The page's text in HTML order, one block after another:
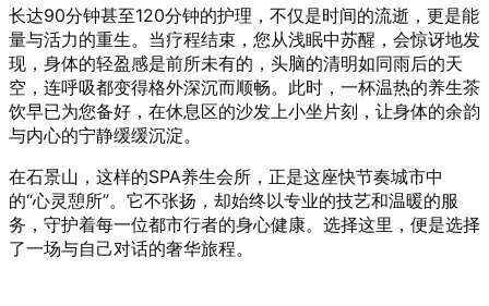
长达90分钟甚至120分钟的护理，不仅是时间的流逝，更是能
量与活力的重生。当疗程结束，您从浅眠中苏醒，会惊讶地发
现，身体的轻盈感是前所未有的，头脑的清明如同雨后的天
空，连呼吸都变得格外深沉而顺畅。此时，一杯温热的养生茶
饮早已为您备好，在休息区的沙发上小坐片刻，让身体的余韵
与内心的宁静缓缓沉淀。
在石景山，这样的SPA养生会所，正是这座快节奏城市中
的“心灵憩所”。它不张扬，却始终以专业的技艺和温暖的服
务，守护着每一位都市行者的身心健康。选择这里，便是选择
了一场与自己对话的奢华旅程。